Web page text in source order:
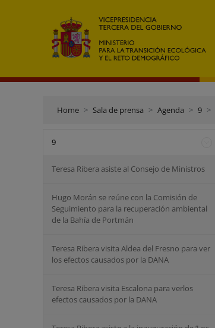
Home Sala de prensa Agenda 9
9
Teresa Ribera asiste al Consejo de Ministros
Hugo Morán se reúne con la Comisión de
Seguimiento para la recuperación ambiental
de la Bahía de Portmán
Teresa Ribera visita Aldea del Fresno para ver
los efectos causados por la DANA
Teresa Ribera visita Escalona para verlos
efectos causados por la DANA